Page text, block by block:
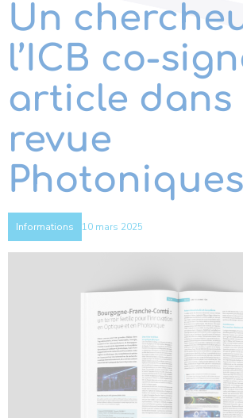
Un
l’ICB co-
article dans
revue
Photoniques
Informations 10 mars 2025